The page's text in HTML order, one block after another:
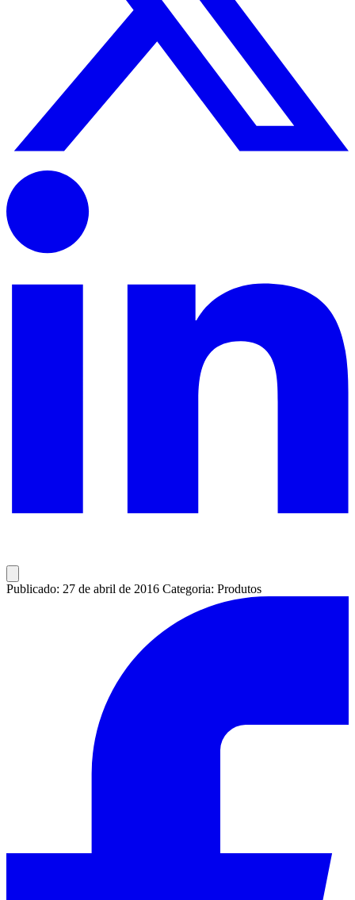
Publicado: 27 de abril de 2016 Categoria: Produtos